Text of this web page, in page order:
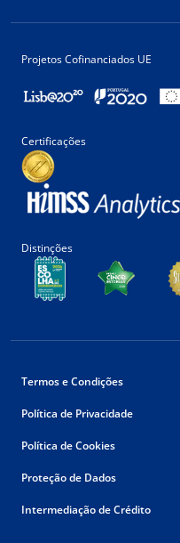
Projetos Cofinanciados UE
Certificações
Distinções
Termos e Condições
Política de Privacidade
Política de Cookies
Proteção de Dados
Intermediação de Crédito